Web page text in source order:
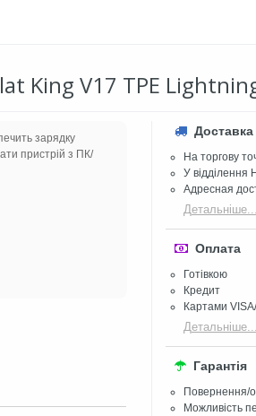
King V17 TPE
зарядку
пристрій з ПК/
Доставка
На торгову
У відділення
Адресная
Детальніше...
Оплата
Готівкою
Кредит
Картами
Детальніше...
Гарантія
Повернення/
Можливість